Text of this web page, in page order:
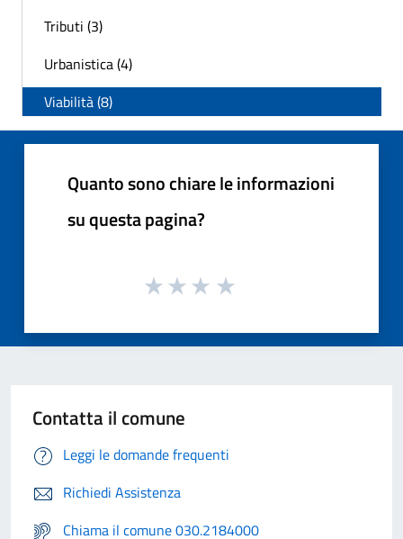
Tributi (3)
Urbanistica (4)
Viabilità (8)
Quanto sono chiare le informazioni
su questa pagina?
Contatta il comune
Leggi le domande frequenti
Richiedi Assistenza
Chiama il comune 030.2184000